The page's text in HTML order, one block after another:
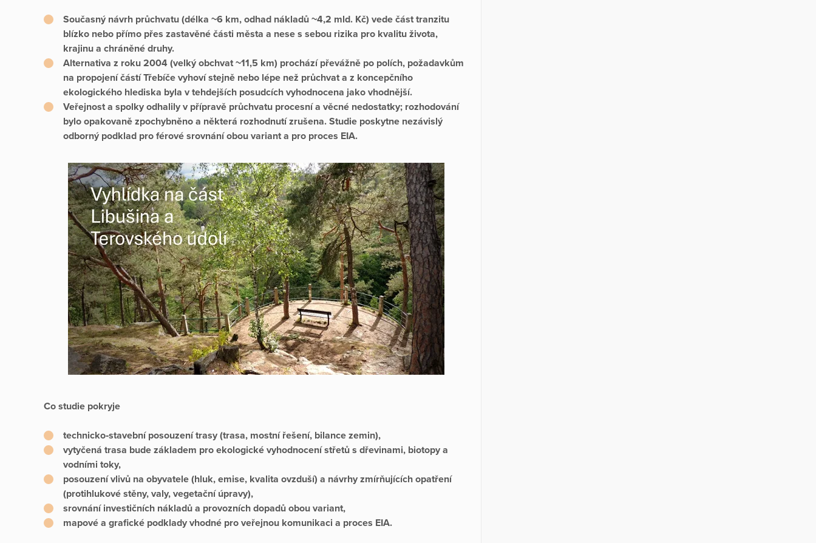
Současný návrh průchvatu (délka ~6 km, odhad nákladů ~4,2 mld. Kč) vede část tranzitu
blízko nebo přímo přes zastavěné části města a nese s sebou rizika pro kvalitu života,
krajinu a chráněné druhy.
Alternativa z roku 2004 (velký obchvat ~11,5 km) prochází převážně po polích, požadavkům
na propojení částí Třebíče vyhoví stejně nebo lépe než průchvat a z koncepčního
ekologického hlediska byla v tehdejších posudcích vyhodnocena jako vhodnější.
Veřejnost a spolky odhalily v přípravě průchvatu procesní a věcné nedostatky; rozhodování
bylo opakovaně zpochybněno a některá rozhodnutí zrušena. Studie poskytne nezávislý
odborný podklad pro férové srovnání obou variant a pro proces EIA.
Co studie pokryje
technicko‑stavební posouzení trasy (trasa, mostní řešení, bilance zemin),
vytyčená trasa bude základem pro ekologické vyhodnocení střetů s dřevinami, biotopy a
vodními toky,
posouzení vlivů na obyvatele (hluk, emise, kvalita ovzduší) a návrhy zmírňujících opatření
(protihlukové stěny, valy, vegetační úpravy),
srovnání investičních nákladů a provozních dopadů obou variant,
mapové a grafické podklady vhodné pro veřejnou komunikaci a proces EIA.